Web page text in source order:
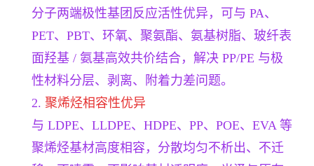
分子两端极性基团反应活性优异，可与 PA、
PET、PBT、环氧、聚氨酯、氨基树脂、玻纤表
面羟基 / 氨基高效共价结合，解决 PP/PE 与极
性材料分层、剥离、附着力差问题。
2. 聚烯烃相容性优异
与 LDPE、LLDPE、HDPE、PP、POE、EVA 等
聚烯烃基材高度相容，分散均匀不析出、不迁